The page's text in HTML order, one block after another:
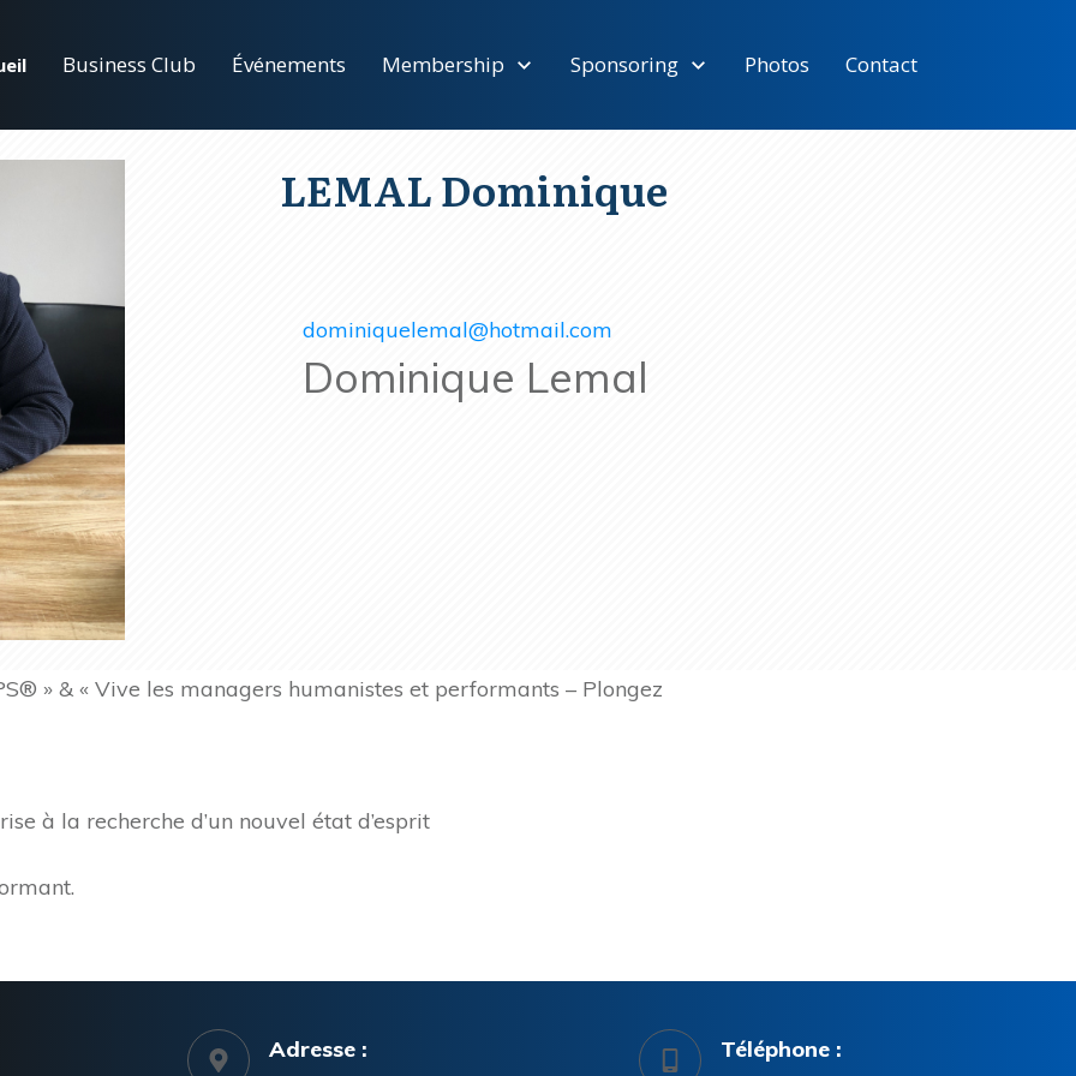
Business Club Événements Membership Sponsoring Photos Contact
LEMAL Dominique
dominiquelemal@hotmail.com
Dominique Lemal
» & « Vive les managers humanistes et performants – Plongez
à la recherche d’un nouvel état d’esprit
Adresse :
Téléphone :